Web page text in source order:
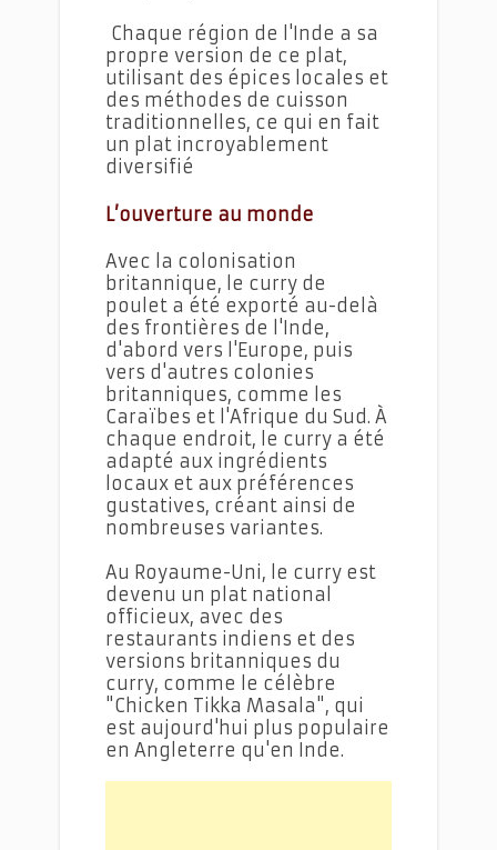
Chaque région de l'Inde a sa
propre version de ce plat,
utilisant des épices locales et
des méthodes de cuisson
traditionnelles, ce qui en fait
un plat incroyablement
diversifié
L’ouverture au monde
Avec la colonisation
britannique, le curry de
poulet a été exporté au-delà
des frontières de l'Inde,
d'abord vers l'Europe, puis
vers d'autres colonies
britanniques, comme les
Caraïbes et l'Afrique du Sud. À
chaque endroit, le curry a été
adapté aux ingrédients
locaux et aux préférences
gustatives, créant ainsi de
nombreuses variantes.
Au Royaume-Uni, le curry est
devenu un plat national
officieux, avec des
restaurants indiens et des
versions britanniques du
curry, comme le célèbre
"Chicken Tikka Masala", qui
est aujourd'hui plus populaire
en Angleterre qu'en Inde.